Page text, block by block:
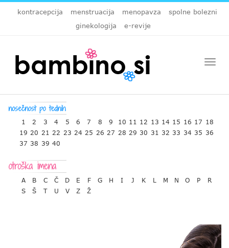
kontracepcija menstruacija menopavza
spolne bolezni
ginekologija
e-revije
1 2 3 4 5 6 7 8 9 10 11 12 13 14 15 16 17 18
19 20 21 22 23 24 25 26 27 28 29 30 31 32 33 34 35 36
37 38 39 40
A B C Č D E F G H I J K L M N O P
R
S
Š T U V Z Ž